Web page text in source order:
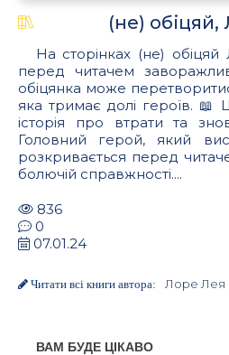
(не)
На сторінках (не)
перед читачем
обіцянка може
яка тримає долі героїв. 📖
історія про втрати та
Головний герой, який
розкривається перед
болючій справжності....
836
0
07.01.24
Читати всі книги автора: Лоре Лея